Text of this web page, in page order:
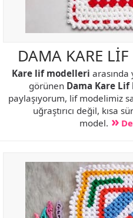
DAMA KARE
Kare lif modelleri arasında
görünen Dama Kare Lif
paylaşıyorum, lif modelimiz
uğraştırıcı değil, kısa
model.